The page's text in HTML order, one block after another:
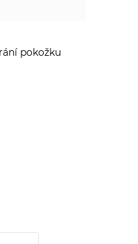
pokožku